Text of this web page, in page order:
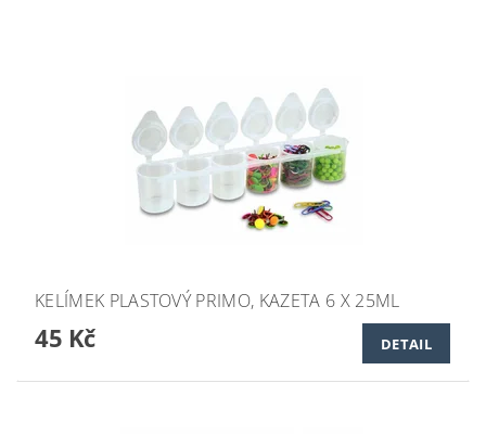
KELÍMEK PLASTOVÝ PRIMO, KAZETA 6 X 25ML
45 Kč DETAIL